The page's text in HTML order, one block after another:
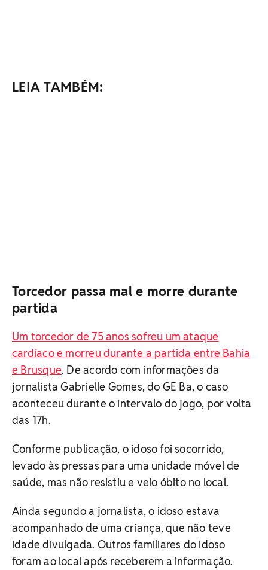
LEIA TAMBÉM:
Torcedor passa mal e morre durante
partida
Um torcedor de 75 anos sofreu um ataque
cardíaco e morreu durante a partida entre Bahia
e Brusque. De acordo com informações da
jornalista Gabrielle Gomes, do GE Ba, o caso
aconteceu durante o intervalo do jogo, por volta
das 17h.
Conforme publicação, o idoso foi socorrido,
levado às pressas para uma unidade móvel de
saúde, mas não resistiu e veio óbito no local.
Ainda segundo a jornalista, o idoso estava
acompanhado de uma criança, que não teve
idade divulgada. Outros familiares do idoso
foram ao local após receberem a informação.